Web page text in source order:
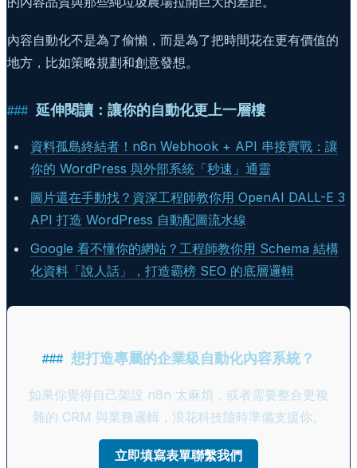
內容自動化不是為了偷懶，而是為了把時間花在更有價值的
地方，比如策略規劃和創意發想。
延伸閱讀：讓你的自動化更上一層樓
資料孤島終結者！n8n Webhook + API 串接實戰：讓
你的 WordPress 與外部系統「秒速」通靈
圖片還在手動找？資深工程師教你用 OpenAI DALL-E 3
API 打造 WordPress 自動配圖流水線
Google 看不懂你的網站？工程師教你用 Schema 結構
化資料「說人話」，打造霸榜 SEO 的底層邏輯
想打造專屬的企業級自動化內容系統？
如果你覺得自己架設 n8n 太麻煩，或者需要整合更複
雜的 CRM 與業務邏輯，浪花科技隨時準備支援你。
立即填寫表單聯繫我們